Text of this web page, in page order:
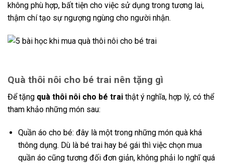
không phù hợp, bất tiện cho việc sử dụng trong tương lai,
thậm chí tạo sự ngượng ngùng cho người nhận.
Quà thôi nôi cho bé trai nên tặng gì
Để tặng quà thôi nôi cho bé trai thật ý nghĩa, hợp lý, có thể
tham khảo những món sau:
Quần áo cho bé: đây là một trong những món quà khá
thông dụng. Dù là bé trai hay bé gái thì việc chọn mua
quần áo cũng tương đối đơn giản, không phải lo nghĩ quá